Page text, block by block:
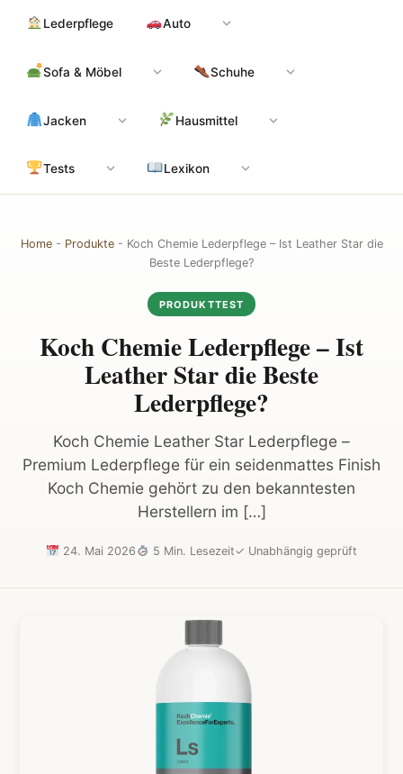
Inhalt
Lederpflege Auto
Sofa & Möbel Schuhe
Jacken Hausmittel
Tests Lexikon
Home- Produkte- Koch Chemie Lederpflege – Ist Leather Star die
Beste Lederpflege?
PRODUKTTEST
Koch Chemie Lederpflege – Ist
Leather Star die Beste
Lederpflege?
Koch Chemie Leather Star Lederpflege –
Premium Lederpflege für ein seidenmattes Finish
Koch Chemie gehört zu den bekanntesten
Herstellern im […]
24. Mai 2026 5 Min. Lesezeit✓ Unabhängig geprüft